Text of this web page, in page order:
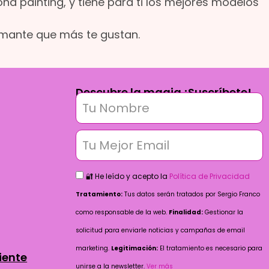
que más te gustan.
Descubre la magia ¡Suscríbete!
🔐 He leído y acepto la Política de Privacidad
Tratamiento: Tus datos serán tratados por Sergio Franco
como responsable de la web. Finalidad: Gestionar la
solicitud para enviarle noticias y campañas de email
marketing. Legitimación: El tratamiento es necesario para
unirse a la newsletter.Ver más